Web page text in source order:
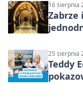
16 sierpnia
Zabrze
miasta
25 sierpnia
Teddy